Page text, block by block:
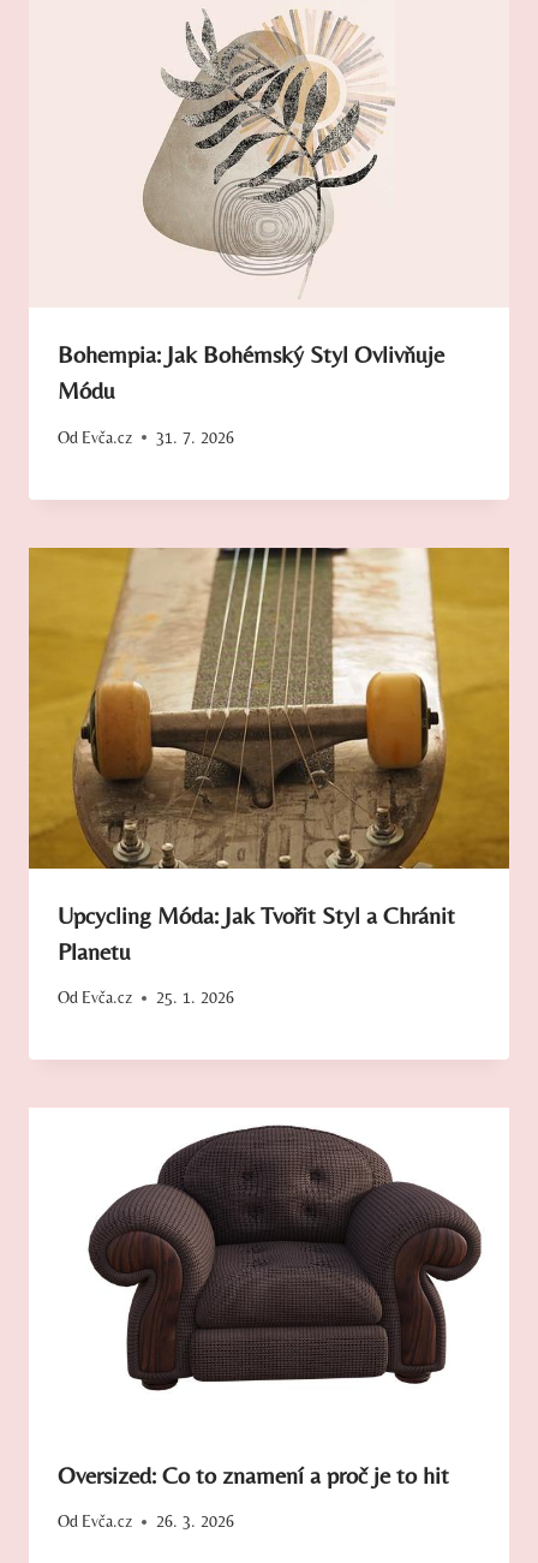
Bohempia: Jak Bohémský Styl Ovlivňuje
Módu
Od Evča.cz 31. 7. 2026
Upcycling Móda: Jak Tvořit Styl a Chránit
Planetu
Od Evča.cz 25. 1. 2026
Oversized: Co to znamení a proč je to hit
Od Evča.cz 26. 3. 2026